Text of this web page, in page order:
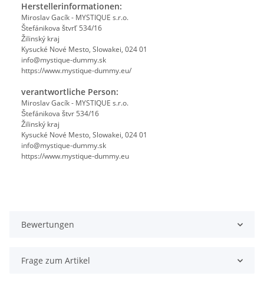
Herstellerinformationen:
Miroslav Gacík - MYSTIQUE s.r.o.
Štefánikova štvrť 534/16
Žilinský kraj
Kysucké Nové Mesto, Slowakei, 024 01
info@mystique-dummy.sk
https://www.mystique-dummy.eu/
verantwortliche Person:
Miroslav Gacík - MYSTIQUE s.r.o.
Štefánikova štvr 534/16
Žilinský kraj
Kysucké Nové Mesto, Slowakei, 024 01
info@mystique-dummy.sk
https://www.mystique-dummy.eu
Bewertungen
Frage zum Artikel